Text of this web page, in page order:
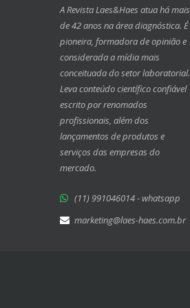
A Revista Laes&Haes atua há mais
de 42 anos na área diagnóstica. É
pioneira, formadora de opinião e
considerada a mídia mais
conceituada do setor laboratorial.
Leva conteúdo científico confiável
escrito por renomados
profissionais, além dos
lançamentos de produtos e
serviços das empresas do
mercado.
(11) 991046014 - whatsapp
marketing@laes-haes.com.br